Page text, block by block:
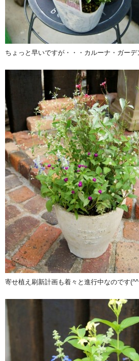
ちょっと早いですが・・・カルーナ・ガーデ
寄せ植え刷新計画も着々と進行中なのです(^^